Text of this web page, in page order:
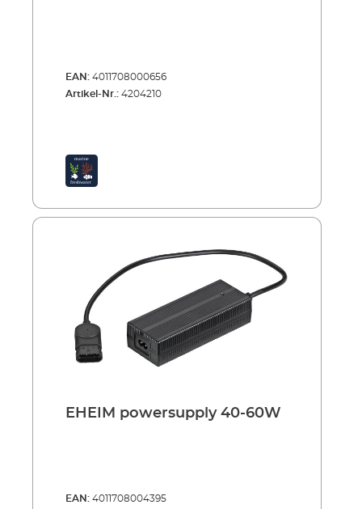
EAN: 4011708000656
Artikel-Nr.: 4204210
EHEIM powersupply 40-60W
EAN: 4011708004395